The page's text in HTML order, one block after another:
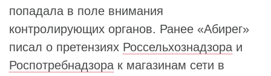
попадала в поле внимания
контролирующих органов. Ранее «Абирег»
писал о претензиях Россельхознадзора и
Роспотребнадзора к магазинам сети в